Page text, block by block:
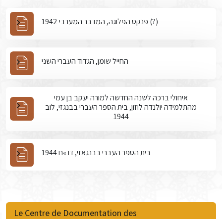
פנקס הפלוגה, המדבר המערבי 1942 (?)
החייל שומן, הגדוד העברי השני
איחולי ברכה לשנה החדשה למורה יעקב בן עמי
מהתלמידה יולנדה לוזון, בית הספר העברי בבנגזי, לוב
1944
בית הספר העברי בבנגאזי, דו »ח 1944
Le Centre de Documentation des